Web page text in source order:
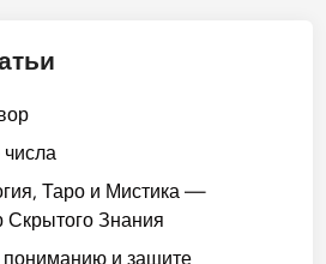
числа
Таро и Мистика —
Знания
и защите